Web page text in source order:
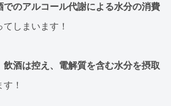
のアルコール代謝による水分の消費
しまいます！
飲酒は控え、電解質を含む水分を摂取
す！